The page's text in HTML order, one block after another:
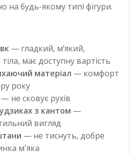
на будь-якому типі фігури.
— гладкий, м’який,
має доступну вартість
матеріал — комфорт
року
— не сковує рухів
з кантом —
вигляд
— не тиснуть, добре
м'яка